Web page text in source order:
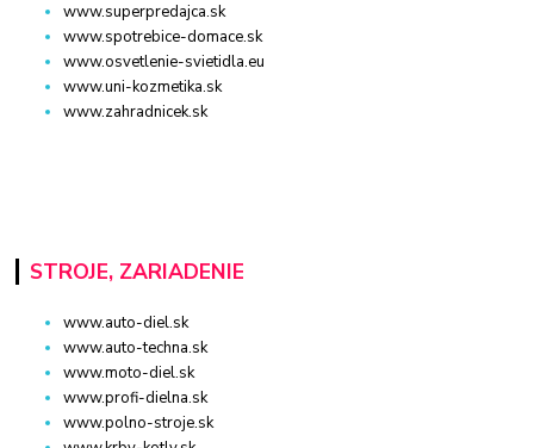
www.superpredajca.sk
www.spotrebice-domace.sk
www.osvetlenie-svietidla.eu
www.uni-kozmetika.sk
www.zahradnicek.sk
STROJE, ZARIADENIE
www.auto-diel.sk
www.auto-techna.sk
www.moto-diel.sk
www.profi-dielna.sk
www.polno-stroje.sk